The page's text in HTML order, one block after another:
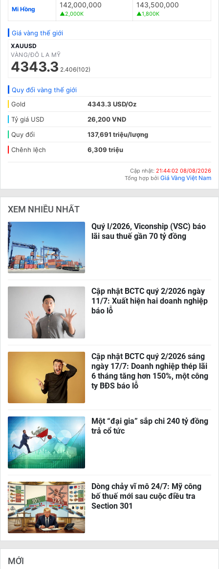
Mi Hồng
142,000,000
▲2,000K
143,500,000
▲1,800K
Giá vàng thế giới
XAUUSD
VÀNG/ĐÔ LA MỸ
4343.3 2.406(102)
Quy đổi vàng thế giới
Gold
4343.3 USD/Oz
Tỷ giá USD
26,200 VND
Quy đổi
137,691 triệu/lượng
Chênh lệch
6,309 triệu
Cập nhật: 21:44:02 08/08/2026
Tổng hợp bởi Giá Vàng Việt Nam
XEM NHIỀU NHẤT
Quý I/2026, Viconship (VSC) báo
lãi sau thuế gần 70 tỷ đồng
Cập nhật BCTC quý 2/2026 ngày
11/7: Xuất hiện hai doanh nghiệp
báo lỗ
Cập nhật BCTC quý 2/2026 sáng
ngày 17/7: Doanh nghiệp thép lãi
6 tháng tăng hơn 150%, một công
ty BĐS báo lỗ
Một “đại gia” sắp chi 240 tỷ đồng
trả cổ tức
Dòng chảy vĩ mô 24/7: Mỹ công
bố thuế mới sau cuộc điều tra
Section 301
MỚI